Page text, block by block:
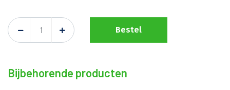
Bestel
Bijbehorende producten